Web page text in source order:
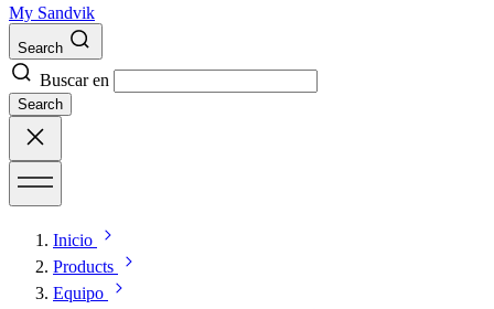
My Sandvik
Search
Buscar en
Search
Inicio
Products
Equipo